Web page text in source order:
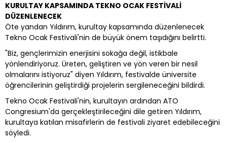
KURULTAY KAPSAMINDA TEKNO OCAK FESTİVALİ
DÜZENLENECEK
Öte yandan Yıldırım, kurultay kapsamında düzenlenecek
Tekno Ocak Festivali'nin de büyük önem taşıdığını belirtti.
"Biz, gençlerimizin enerjisini sokağa değil, istikbale
yönlendiriyoruz. Üreten, geliştiren ve yön veren bir nesil
olmalarını istiyoruz" diyen Yıldırım, festivalde üniversite
öğrencilerinin geliştirdiği projelerin sergileneceğini bildirdi.
Tekno Ocak Festivali'nin, kurultayın ardından ATO
Congresium'da gerçekleştirileceğini dile getiren Yıldırım,
kurultaya katılan misafirlerin de festivali ziyaret edebileceğini
söyledi.